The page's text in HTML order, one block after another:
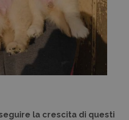
la crescita di questi